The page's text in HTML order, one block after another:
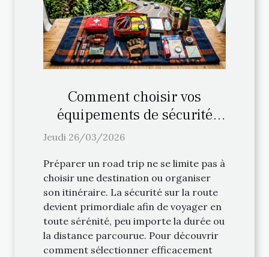
Comment choisir vos
équipements de sécurité
pour un road trip ?
Jeudi 26/03/2026
Préparer un road trip ne se limite pas à
choisir une destination ou organiser
son itinéraire. La sécurité sur la route
devient primordiale afin de voyager en
toute sérénité, peu importe la durée ou
la distance parcourue. Pour découvrir
comment sélectionner efficacement